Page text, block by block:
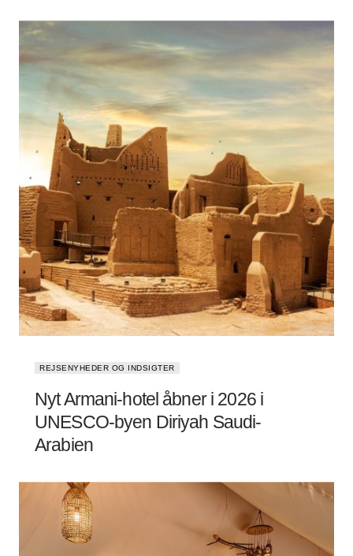
REJSENYHEDER OG INDSIGTER
Nyt Armani-hotel åbner i 2026 i
UNESCO-byen Diriyah Saudi-
Arabien